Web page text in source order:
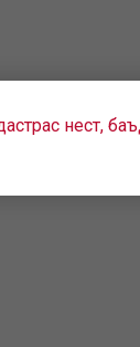
нест,